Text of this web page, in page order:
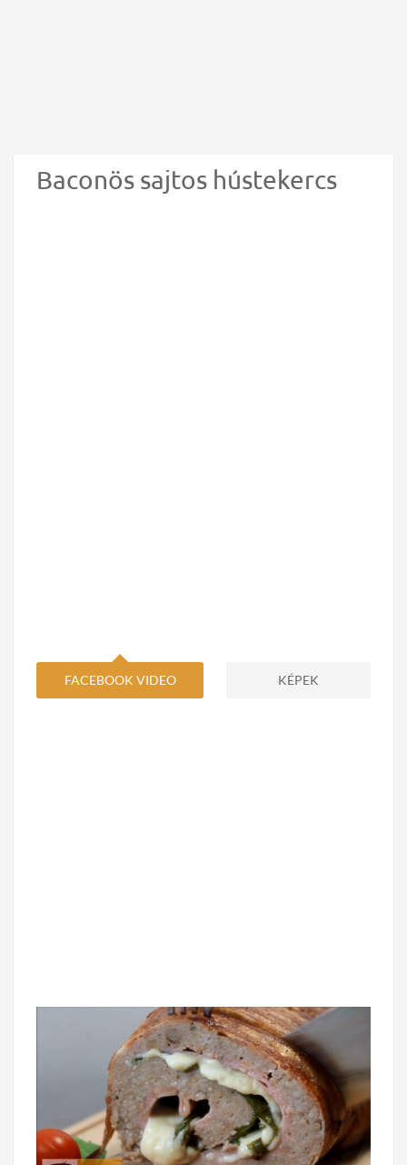
Baconös sajtos hústekercs
FACEBOOK VIDEO KÉPEK